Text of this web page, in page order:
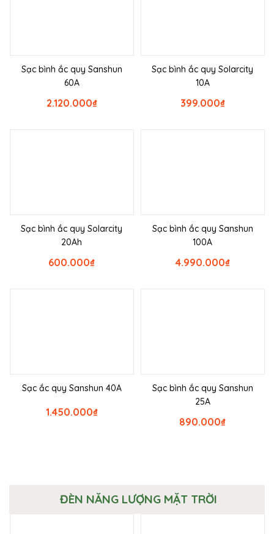
Sạc bình ắc quy Sanshun
60A
₫
2.120.000
Sạc bình ắc quy Solarcity
10A
₫
399.000
Sạc bình ắc quy Solarcity
20Ah
₫
600.000
Sạc bình ắc quy Sanshun
100A
₫
4.990.000
Sạc ắc quy Sanshun 40A
₫
1.450.000
Sạc bình ắc quy Sanshun
25A
₫
890.000
ĐÈN NĂNG LƯỢNG MẶT TRỜI